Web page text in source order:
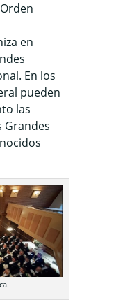
en
En los
pueden
las
Grandes